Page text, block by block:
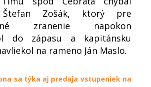
Zošák, ktorý pre
zranenie napokon
do zápasu a kapitánsku
na rameno Ján Maslo.
sa týka aj predaja vstupeniek na